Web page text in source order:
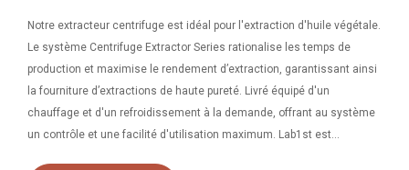
Notre extracteur centrifuge est idéal pour l'extraction d'huile végétale.
Le système Centrifuge Extractor Series rationalise les temps de
production et maximise le rendement d’extraction, garantissant ainsi
la fourniture d’extractions de haute pureté. Livré équipé d'un
chauffage et d'un refroidissement à la demande, offrant au système
un contrôle et une facilité d'utilisation maximum. Lab1st est